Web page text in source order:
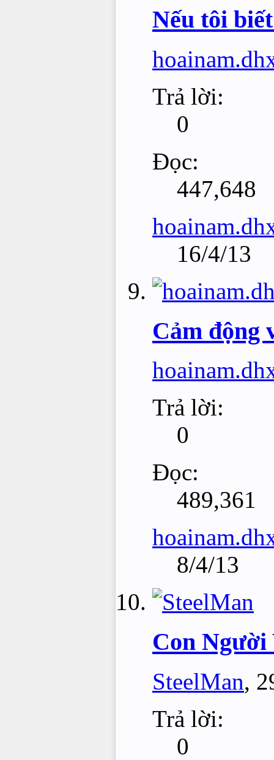
Nếu tôi
Trả lời:
0
Đọc:
447,648
16/4/13
Cảm động
Trả lời:
0
Đọc:
489,361
8/4/13
Con
SteelMan,
Trả lời:
0